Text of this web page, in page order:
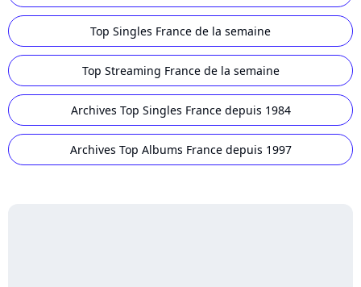
Top Singles France de la semaine
Top Streaming France de la semaine
Archives Top Singles France depuis 1984
Archives Top Albums France depuis 1997